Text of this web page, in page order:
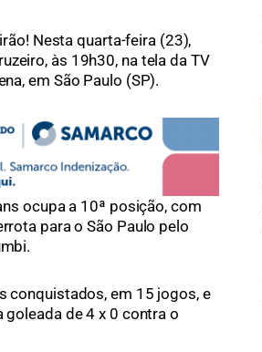
Nesta quarta-feira (23),
às 19h30, na tela da TV
em São Paulo (SP).
ocupa a 10ª posição, com
para o São Paulo pelo
conquistados, em 15 jogos, e
de 4 x 0 contra o